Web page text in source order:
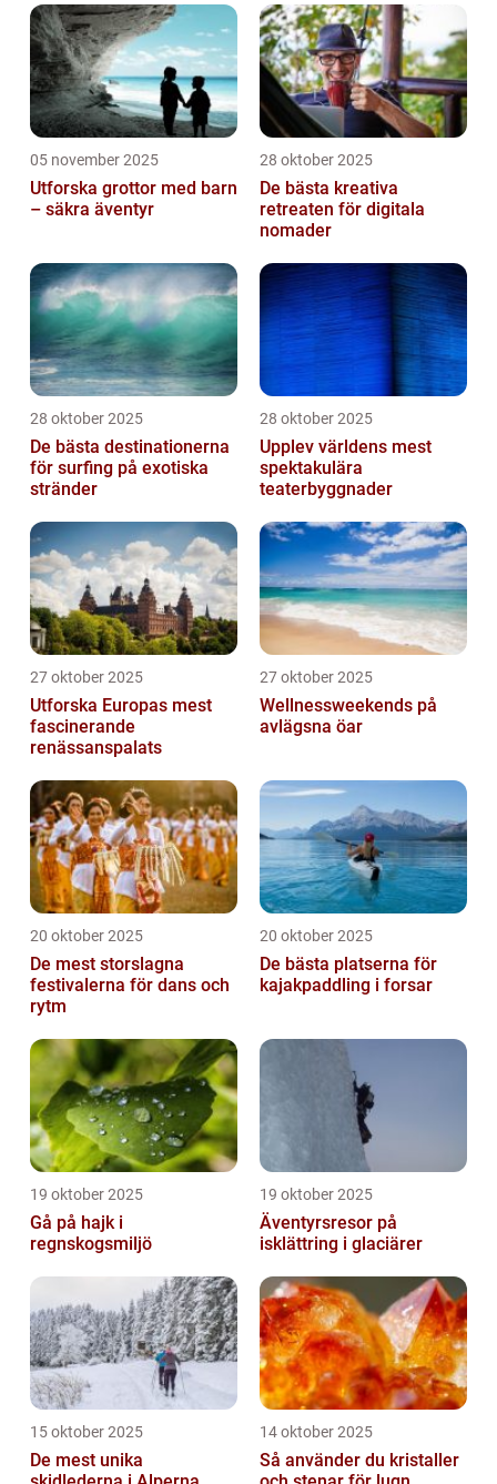
05 november 2025
Utforska grottor med barn
– säkra äventyr
28 oktober 2025
De bästa kreativa
retreaten för digitala
nomader
28 oktober 2025
De bästa destinationerna
för surfing på exotiska
stränder
28 oktober 2025
Upplev världens mest
spektakulära
teaterbyggnader
27 oktober 2025
Utforska Europas mest
fascinerande
renässanspalats
27 oktober 2025
Wellnessweekends på
avlägsna öar
20 oktober 2025
De mest storslagna
festivalerna för dans och
rytm
20 oktober 2025
De bästa platserna för
kajakpaddling i forsar
19 oktober 2025
Gå på hajk i
regnskogsmiljö
19 oktober 2025
Äventyrsresor på
isklättring i glaciärer
15 oktober 2025
De mest unika
14 oktober 2025
Så använder du kristaller